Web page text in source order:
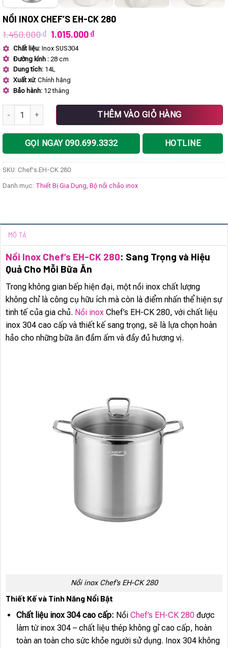
NỒI INOX CHEF’S EH-CK 280
1.450.000₫ Giá
là:
1.450.000 ₫.
1.015.000₫Giá
Chất liệu: Inox SUS304
Đường kính : 28 cm
Dung tích: 14L
Xuất xứ: Chính hãng
Bảo hành: 12 tháng
Nồi inox Chef's EH-CK 280 số lượngTHÊM VÀO GIỎ HÀNG
GỌI NGAY 090.699.3332 HOTLINE
SKU: Chef's.EH-CK 280
Danh mục: Thiết Bị Gia Dụng, Bộ nồi chảo inox
MÔ TẢ
Nồi Inox Chef’s EH-CK 280: Sang Trọng và Hiệu
Quả Cho Mỗi Bữa Ăn
Trong không gian bếp hiện đại, một nồi inox chất lượng
không chỉ là công cụ hữu ích mà còn là điểm nhấn thể hiện sự
tinh tế của gia chủ. Nồi inox Chef’s EH-CK 280, với chất liệu
inox 304 cao cấp và thiết kế sang trọng, sẽ là lựa chọn hoàn
hảo cho những bữa ăn đầm ấm và đầy đủ hương vị.
Nồi inox Chef’s EH-CK 280
Thiết Kế và Tính Năng Nổi Bật
Chất liệu inox 304 cao cấp: Nồi Chef’s EH-CK 280được
làm từ inox 304 – chất liệu thép không gỉ cao cấp, hoàn
toàn an toàn cho sức khỏe người sử dụng. Inox 304 không